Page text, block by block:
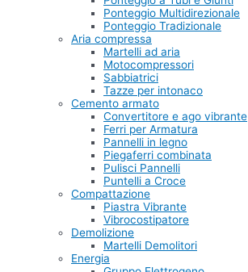
Ponteggio Multidirezionale
Ponteggio Tradizionale
Aria compressa
Martelli ad aria
Motocompressori
Sabbiatrici
Tazze per intonaco
Cemento armato
Convertitore e ago vibrante
Ferri per Armatura
Pannelli in legno
Piegaferri combinata
Pulisci Pannelli
Puntelli a Croce
Compattazione
Piastra Vibrante
Vibrocostipatore
Demolizione
Martelli Demolitori
Energia